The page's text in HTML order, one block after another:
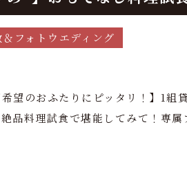
フォトウエディング
望のおふたりにピッタリ！】1組
品料理試食で堪能してみて！専